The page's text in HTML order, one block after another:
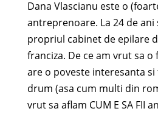
Dana Vlascianu este o
antreprenoare. La 24 de ani
propriul cabinet de epilare
franciza. De ce am vrut sa o
are o poveste interesanta
drum (asa cum multi din
vrut sa aflam CUM E SA FII